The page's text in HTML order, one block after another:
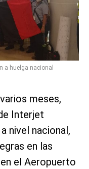
a huelga nacional
meses,
Interjet
a nivel nacional,
en las
el Aeropuerto